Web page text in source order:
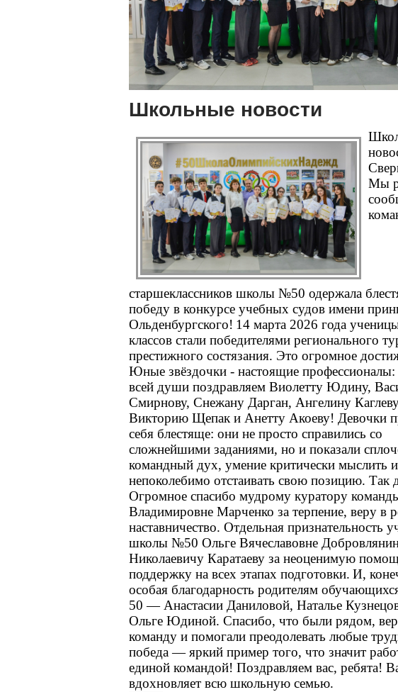
Школьные новости
Мы
старшеклассников школы №50 одержала
победу в конкурсе учебных судов имени
Ольденбургского! 14 марта 2026 года
классов стали победителями регионального
престижного состязания. Это огромное
Юные звёздочки - настоящие профессионалы:
всей души поздравляем Виолетту Юдину,
Смирнову, Снежану Дарган, Ангелину
Викторию Щепак и Анетту Акоеву! Девочки
себя блестяще: они не просто справились со
сложнейшими заданиями, но и показали
командный дух, умение критически мыслить и
непоколебимо отстаивать свою позицию. Так
Огромное спасибо мудрому куратору
Владимировне Марченко за терпение, веру в
наставничество. Отдельная признательность
школы №50 Ольге Вячеславовне
Николаевичу Каратаеву за неоценимую
поддержку на всех этапах подготовки. И,
особая благодарность родителям
50 — Анастасии Даниловой, Наталье
Ольге Юдиной. Спасибо, что были рядом,
команду и помогали преодолевать любые
победа — яркий пример того, что значит
единой командой! Поздравляем вас, ребята!
вдохновляет всю школьную семью.